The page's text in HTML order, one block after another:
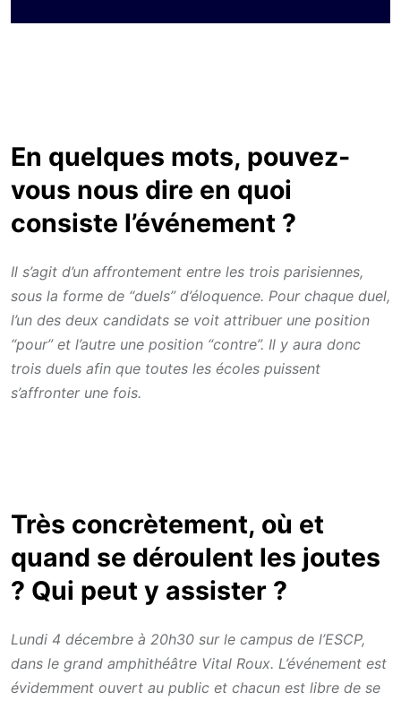
En quelques mots, pouvez-
vous nous dire en quoi
consiste l’événement ?
Il s’agit d’un affrontement entre les trois parisiennes,
sous la forme de “duels” d’éloquence. Pour chaque duel,
l’un des deux candidats se voit attribuer une position
“pour” et l’autre une position “contre”. Il y aura donc
trois duels afin que toutes les écoles puissent
s’affronter une fois.
Très concrètement, où et
quand se déroulent les joutes
? Qui peut y assister ?
Lundi 4 décembre à 20h30 sur le campus de l’ESCP,
dans le grand amphithéâtre Vital Roux. L’événement est
évidemment ouvert au public et chacun est libre de se